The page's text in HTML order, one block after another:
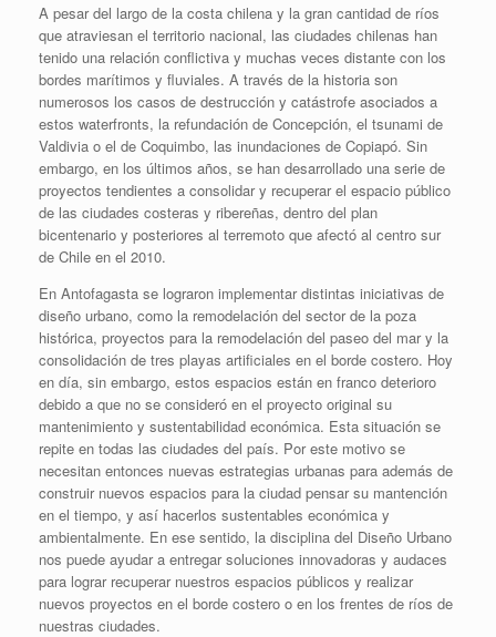
A pesar del largo de la costa chilena y la gran cantidad de ríos
que atraviesan el territorio nacional, las ciudades chilenas han
tenido una relación conflictiva y muchas veces distante con los
bordes marítimos y fluviales. A través de la historia son
numerosos los casos de destrucción y catástrofe asociados a
estos waterfronts, la refundación de Concepción, el tsunami de
Valdivia o el de Coquimbo, las inundaciones de Copiapó. Sin
embargo, en los últimos años, se han desarrollado una serie de
proyectos tendientes a consolidar y recuperar el espacio público
de las ciudades costeras y ribereñas, dentro del plan
bicentenario y posteriores al terremoto que afectó al centro sur
de Chile en el 2010.
En Antofagasta se lograron implementar distintas iniciativas de
diseño urbano, como la remodelación del sector de la poza
histórica, proyectos para la remodelación del paseo del mar y la
consolidación de tres playas artificiales en el borde costero. Hoy
en día, sin embargo, estos espacios están en franco deterioro
debido a que no se consideró en el proyecto original su
mantenimiento y sustentabilidad económica. Esta situación se
repite en todas las ciudades del país. Por este motivo se
necesitan entonces nuevas estrategias urbanas para además de
construir nuevos espacios para la ciudad pensar su mantención
en el tiempo, y así hacerlos sustentables económica y
ambientalmente. En ese sentido, la disciplina del Diseño Urbano
nos puede ayudar a entregar soluciones innovadoras y audaces
para lograr recuperar nuestros espacios públicos y realizar
nuevos proyectos en el borde costero o en los frentes de ríos de
nuestras ciudades.